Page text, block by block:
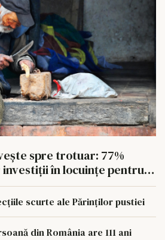
spre trotuar: 77%
în locuințe pentru
scurte ale Părinților pustiei
din România are 111 ani